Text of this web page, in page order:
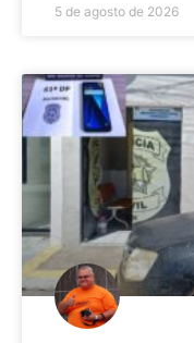
5 de agosto de 2026